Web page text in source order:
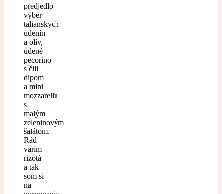
predjedlo
výber
talianskych
údenín
a olív,
údené
pecorino
s čili
dipom
a mini
mozzarellu
s
malým
zeleninovým
šalátom.
Rád
varím
rizotá
a tak
som si
na